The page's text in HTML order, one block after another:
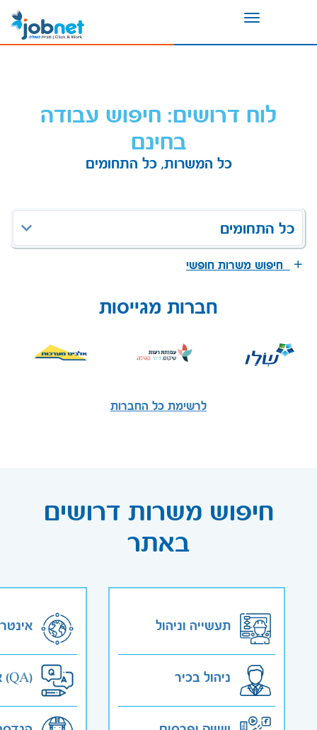
Toggle
לוח דרושים: חיפוש עבודה
בחינם
כל המשרות, כל התחומים
כל התחומים
חיפוש משרות חופשי
חברות מגייסות
לרשימת כל החברות
חיפוש משרות דרושים
באתר
תעשייה וניהול
ניהול בכיר אבטחת איכות (QA)